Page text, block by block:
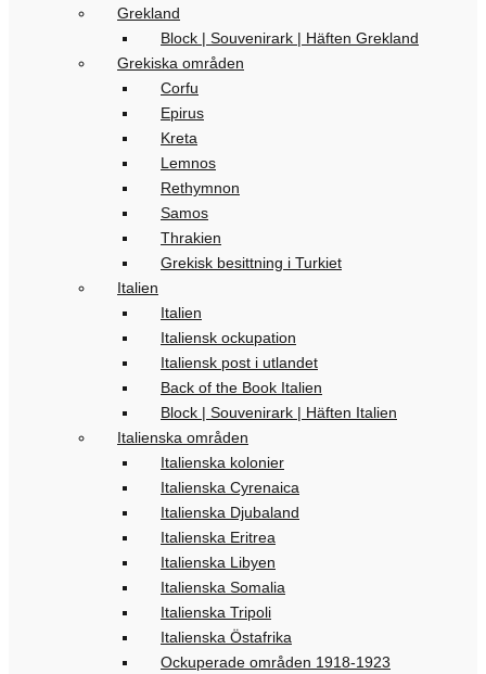
Grekland
Block | Souvenirark | Häften Grekland
Grekiska områden
Corfu
Epirus
Kreta
Lemnos
Rethymnon
Samos
Thrakien
Grekisk besittning i Turkiet
Italien
Italien
Italiensk ockupation
Italiensk post i utlandet
Back of the Book Italien
Block | Souvenirark | Häften Italien
Italienska områden
Italienska kolonier
Italienska Cyrenaica
Italienska Djubaland
Italienska Eritrea
Italienska Libyen
Italienska Somalia
Italienska Tripoli
Italienska Östafrika
Ockuperade områden 1918-1923